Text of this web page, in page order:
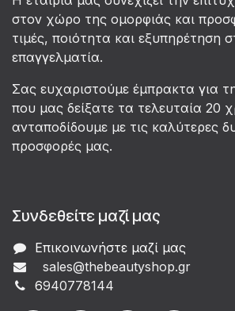
στον χώρο της ομορφιάς και
τιμές, ποιότητα και εξυπηρέτηση
επαγγελματία.
Σας ευχαριστούμε έμπρακτα για
που μας δείξατε τα τελευταία 20
ανταποδίδουμε με τις καλύτερες
προσφορές μας.
Συνδεθείτε μαζί μας
Επικοινωνήστε μαζί μας
sales@thebeautyshop.gr
6940778144